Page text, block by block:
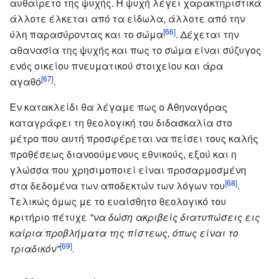
άλλοτε έλκεται από τα είδωλα, άλλοτε από την
ύλη παρασύροντας και το σώμα[66]. Δέχεται την
αθανασία της ψυχής και πως το σώμα είναι σύζυγος
ενός οικείου πνευματικού στοιχείου και άρα
αγαθό[67].
Εν κατακλείδι θα λέγαμε πως ο Αθηναγόρας
καταγράφει τη θεολογική του διδασκαλία στο
μέτρο που αυτή προσφέρεται να πείσει τους καλής
προθέσεως διανοούμενους εθνικούς, εξού και η
γλώσσα που χρησιμοποιεί είναι προσαρμοσμένη
στα δεδομένα των αποδεκτών των λόγων του[68].
Τελικώς όμως με το ευαίσθητο θεολογικό του
κριτήριο πέτυχε "να δώση ακριβείς διατυπώσεις εις
καίρια προβλήματα της πίστεως, όπως είναι το
τριαδικόν"[69].